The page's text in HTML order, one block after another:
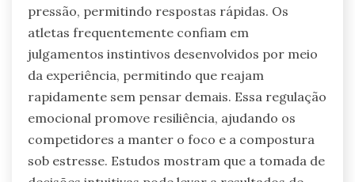
pressão, permitindo respostas rápidas. Os
atletas frequentemente confiam em
julgamentos instintivos desenvolvidos por meio
da experiência, permitindo que reajam
rapidamente sem pensar demais. Essa regulação
emocional promove resiliência, ajudando os
competidores a manter o foco e a compostura
sob estresse. Estudos mostram que a tomada de